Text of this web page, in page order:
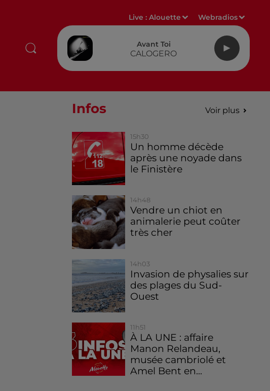
Live :Alouette Webradios
Avant Toi
CALOGERO
Infos Voir plus
15h30
Un homme décède
après une noyade dans
le Finistère
14h48
Vendre un chiot en
animalerie peut coûter
très cher
14h03
Invasion de physalies sur
des plages du Sud-
Ouest
11h51
À LA UNE : affaire
Manon Relandeau,
musée cambriolé et
Amel Bent en...